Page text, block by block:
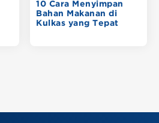
10 Cara Menyimpan
Bahan Makanan di
Kulkas yang Tepat